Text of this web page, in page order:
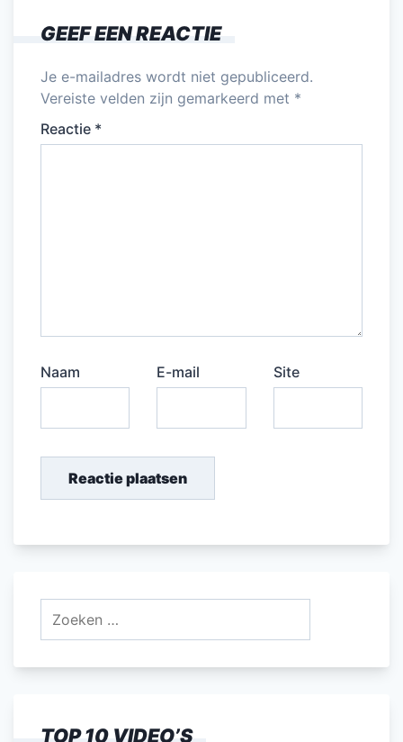
o
o
k
n p
p
GEEF EEN REACTIE
Je e-mailadres wordt niet gepubliceerd.
Vereiste velden zijn gemarkeerd met *
Reactie *
Naam E-mail Site
TOP 10 VIDEO’S